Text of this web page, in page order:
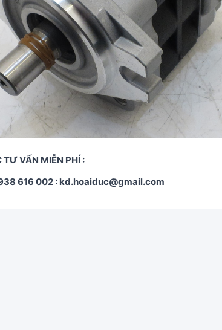
VẤN MIỄN PHÍ :
616 002 : kd.hoaiduc@gmail.com